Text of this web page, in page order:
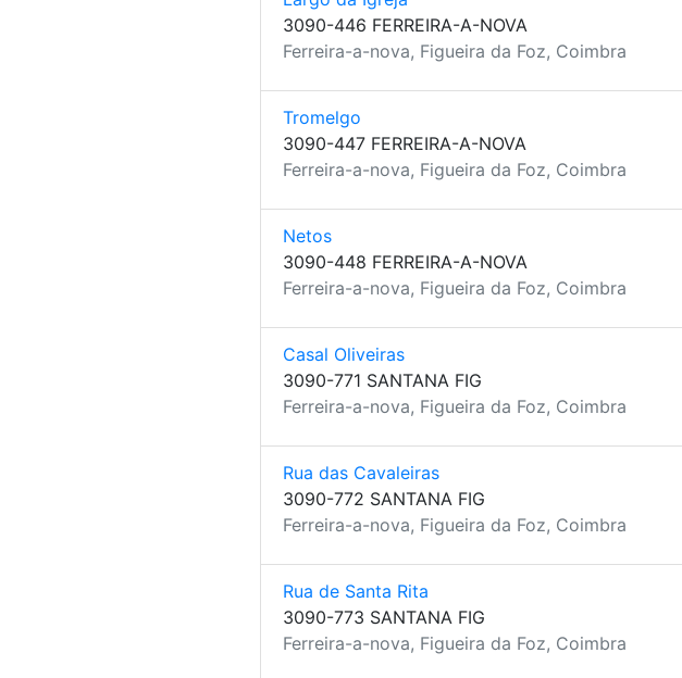
3090-446 FERREIRA-A-NOVA
Ferreira-a-nova, Figueira da Foz, Coimbra
Tromelgo
3090-447 FERREIRA-A-NOVA
Ferreira-a-nova, Figueira da Foz, Coimbra
Netos
3090-448 FERREIRA-A-NOVA
Ferreira-a-nova, Figueira da Foz, Coimbra
Casal Oliveiras
3090-771 SANTANA FIG
Ferreira-a-nova, Figueira da Foz, Coimbra
Rua das Cavaleiras
3090-772 SANTANA FIG
Ferreira-a-nova, Figueira da Foz, Coimbra
Rua de Santa Rita
3090-773 SANTANA FIG
Ferreira-a-nova, Figueira da Foz, Coimbra